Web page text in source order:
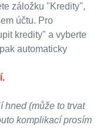
záložku "Kredity",
účtu. Pro
kredity" a vyberte
automaticky
hned (může to trvat
komplikací prosím